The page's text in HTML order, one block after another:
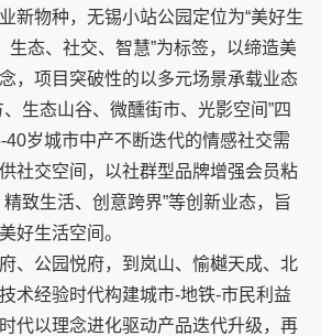
新物种，无锡小站公园定位为“美好生
生态、社交、智慧”为标签，以缔造美
，项目突破性的以多元场景承载业态
生态山谷、微醺街市、光影空间”四
40岁城市中产不断迭代的情感社交需
社交空间，以社群型品牌增强会员粘
致生活、创意跨界”等创新业态，旨
好生活空间。
、公园悦府，到岚山、愉樾天成、北
术经验时代构建城市-地铁-市民利益
代以理念进化驱动产品迭代升级，再